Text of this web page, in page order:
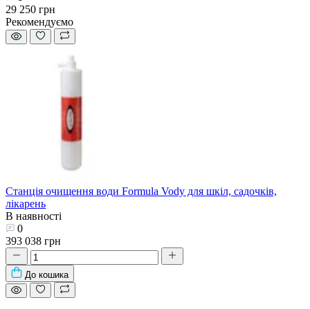
29 250 грн
Рекомендуємо
Станція очищення води Formula Vody для шкіл, садочків,
лікарень
В наявності
0
393 038 грн
До кошика